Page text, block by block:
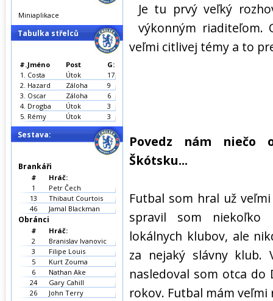
Je tu prvý veľký
výkonným riaditeľom.
veľmi citlivej témy a to
Povedz nám
Škótsku...
Futbal som hral už
spravil som niekoľko
lokálnych klubov, ale
za nejaký slávny klub.
nasledoval som otca
rokov. Futbal mám veľmi
Miniaplikace
Tabulka střelců
#.Jméno Post
G:
1. Costa Útok
17
2. Hazard Záloha
9
3. Oscar Záloha
6
4. Drogba Útok
3
5. Rémy Útok 3
Sestava:
Brankáři
#
Hráč:
1
Petr Čech
13
Thibaut Courtois
46
Jamal Blackman
Obránci
#
Hráč:
2
Branislav Ivanovic
3
Filipe Louis
5
Kurt Zouma
6
Nathan Ake
24
Gary Cahill
26
John Terry